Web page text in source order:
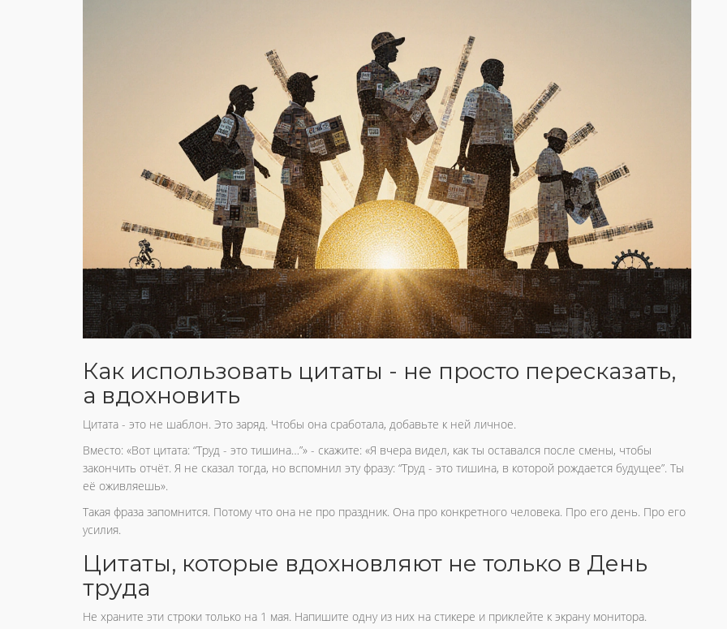
Как использовать цитаты - не просто пересказать,
а вдохновить
Цитата - это не шаблон. Это заряд. Чтобы она сработала, добавьте к ней личное.
Вместо: «Вот цитата: “Труд - это тишина…”» - скажите: «Я вчера видел, как ты оставался после смены, чтобы
закончить отчёт. Я не сказал тогда, но вспомнил эту фразу: “Труд - это тишина, в которой рождается будущее”. Ты
её оживляешь».
Такая фраза запомнится. Потому что она не про праздник. Она про конкретного человека. Про его день. Про его
усилия.
Цитаты, которые вдохновляют не только в День
труда
Не храните эти строки только на 1 мая. Напишите одну из них на стикере и приклейте к экрану монитора.